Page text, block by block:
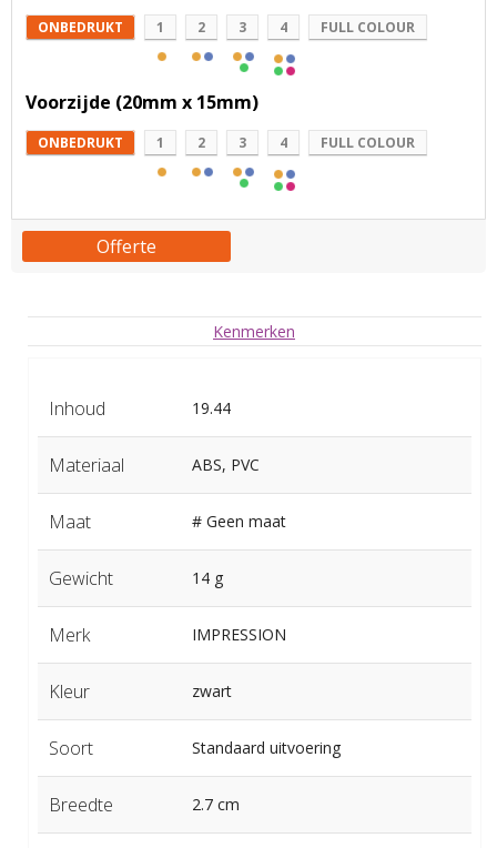
ONBEDRUKT 1 2 3 4 FULL COLOUR
Voorzijde (20mm x 15mm)
ONBEDRUKT 1 2 3 4 FULL COLOUR
Offerte
Kenmerken
Inhoud 19.44
Materiaal ABS, PVC
Maat # Geen maat
Gewicht 14 g
Merk IMPRESSION
Kleur zwart
Soort Standaard uitvoering
Breedte 2.7 cm